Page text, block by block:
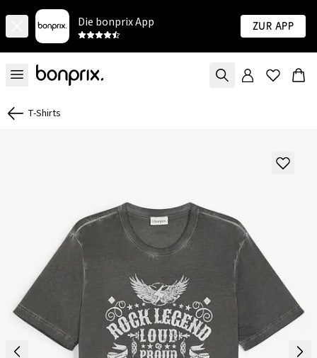
Die bonprix App Zur App
T-Shirts